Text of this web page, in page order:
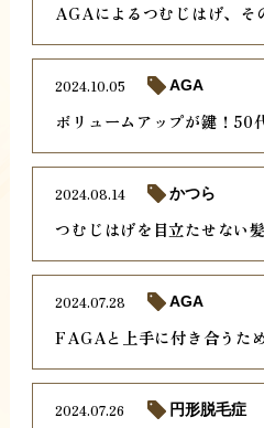
AGAによるつむじはげ、そ
ボリュームアップが鍵！50
2024.10.05 AGA
つむじはげを目立たせない
2024.08.14 かつら
FAGAと上手に付き合うた
2024.07.28 AGA
2024.07.26 円形脱毛症